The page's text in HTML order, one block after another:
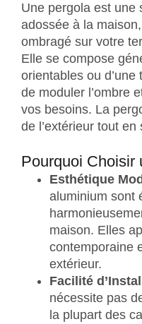
Une pergola est une
adossée à la
ombragé sur votre
Elle se compose
orientables ou
de moduler l’ombre
vos besoins. La
de l’extérieur tout
Pourquoi Choisir
Esthétique
aluminium sont
maison. Elles
contemporaine
extérieur.
Facilité
nécessite pas
la plupart des